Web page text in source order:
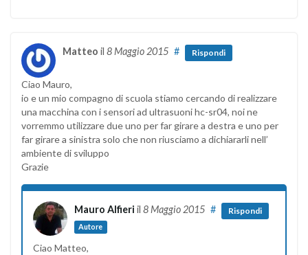
Matteo il 8 Maggio 2015 # Rispondi
Ciao Mauro,
io e un mio compagno di scuola stiamo cercando di realizzare
una macchina con i sensori ad ultrasuoni hc-sr04, noi ne
vorremmo utilizzare due uno per far girare a destra e uno per
far girare a sinistra solo che non riusciamo a dichiararli nell’
ambiente di sviluppo
Grazie
Mauro Alfieri il 8 Maggio 2015
Autore
# Rispondi
Ciao Matteo,